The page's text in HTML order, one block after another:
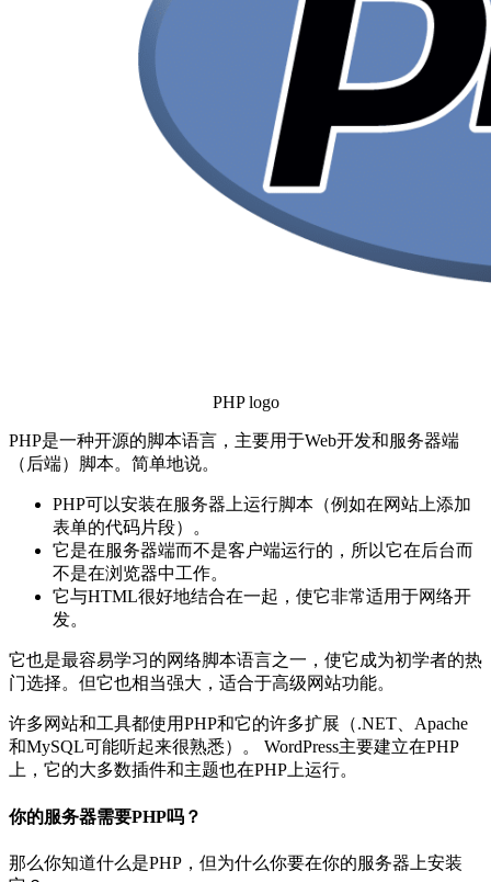
PHP logo
PHP是一种开源的脚本语言，主要用于Web开发和服务器端
（后端）脚本。简单地说。
PHP可以安装在服务器上运行脚本（例如在网站上添加
表单的代码片段）。
它是在服务器端而不是客户端运行的，所以它在后台而
不是在浏览器中工作。
它与HTML很好地结合在一起，使它非常适用于网络开
发。
它也是最容易学习的网络脚本语言之一，使它成为初学者的热
门选择。但它也相当强大，适合于高级网站功能。
许多网站和工具都使用PHP和它的许多扩展（.NET、Apache
和MySQL可能听起来很熟悉）。 WordPress主要建立在PHP
上，它的大多数插件和主题也在PHP上运行。
你的服务器需要PHP吗？
那么你知道什么是PHP，但为什么你要在你的服务器上安装